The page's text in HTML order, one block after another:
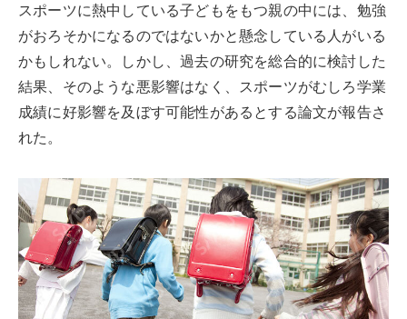
スポーツに熱中している子どもをもつ親の中には、勉強
がおろそかになるのではないかと懸念している人がいる
かもしれない。しかし、過去の研究を総合的に検討した
結果、そのような悪影響はなく、スポーツがむしろ学業
成績に好影響を及ぼす可能性があるとする論文が報告さ
れた。